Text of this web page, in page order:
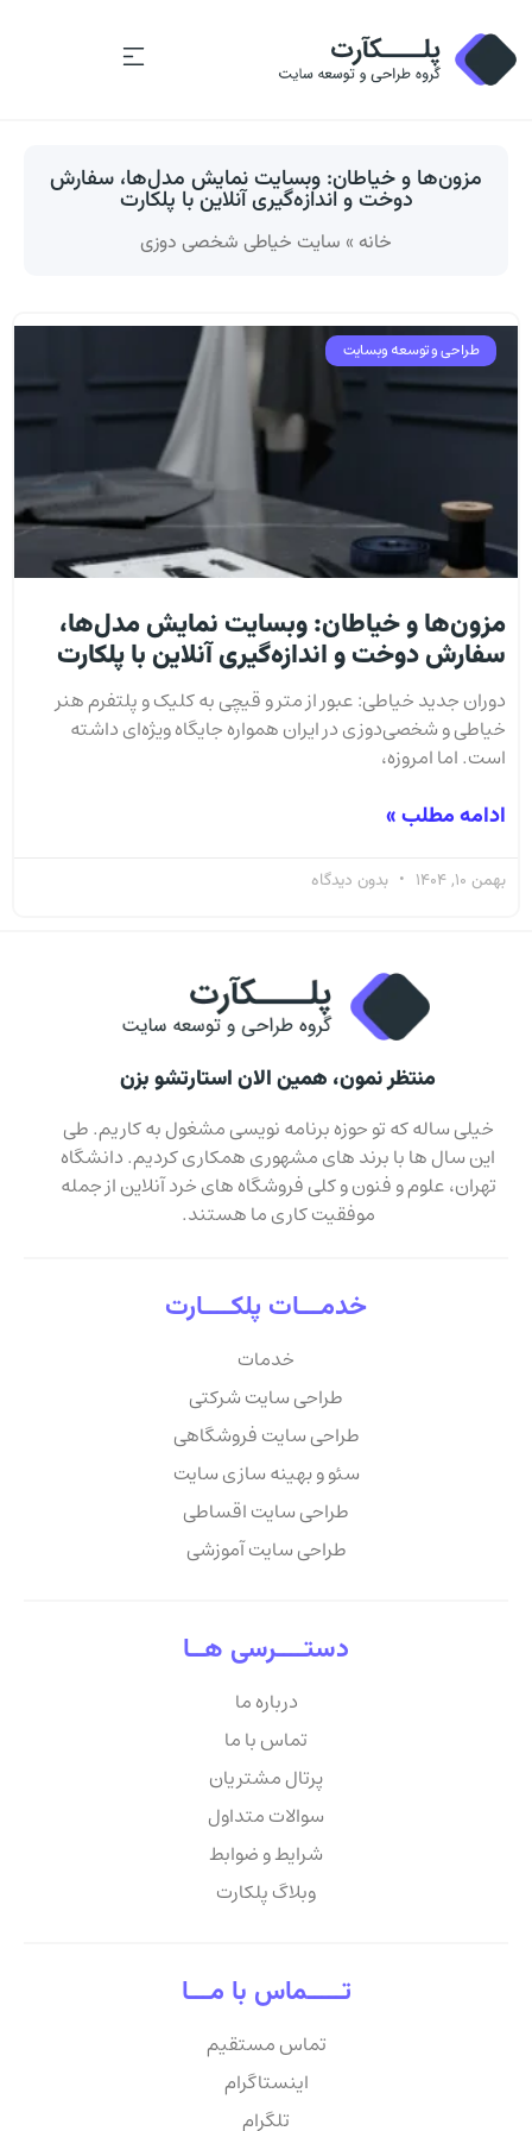
مزون‌ها و خیاطان: وبسایت نمایش مدل‌ها، سفارش
دوخت و اندازه‌گیری آنلاین با پلکارت
خانه » سایت خیاطی شخصی دوزی
طراحی و توسعه وبسایت
مزون‌ها و خیاطان: وبسایت نمایش مدل‌ها،
سفارش دوخت و اندازه‌گیری آنلاین با پلکارت
دوران جدید خیاطی: عبور از متر و قیچی به کلیک و پلتفرم هنر
خیاطی و شخصی‌دوزی در ایران همواره جایگاه ویژه‌ای داشته
است. اما امروزه،
ادامه مطلب »
بهمن 10, 1404 بدون دیدگاه
منتظر نمون، همین الان استارتشو بزن
خیلی ساله که تو حوزه برنامه نویسی مشغول به کاریم. طی
این سال ها با برند های مشهوری همکاری کردیم. دانشگاه
تهران، علوم و فنون و کلی فروشگاه های خرد آنلاین از جمله
موفقیت کاری ما هستند.
خدمـــات پلکــــارت
خدمات
طراحی سایت شرکتی
طراحی سایت فروشگاهی
سئو و بهینه سازی سایت
طراحی سایت اقساطی
طراحی سایت آموزشی
دستــــرسی هــا
درباره ما
تماس با ما
پرتال مشتریان
سوالات متداول
شرایط و ضوابط
وبلاگ پلکارت
تـــــماس با مـــا
تماس مستقیم
اینستاگرام
تلگرام